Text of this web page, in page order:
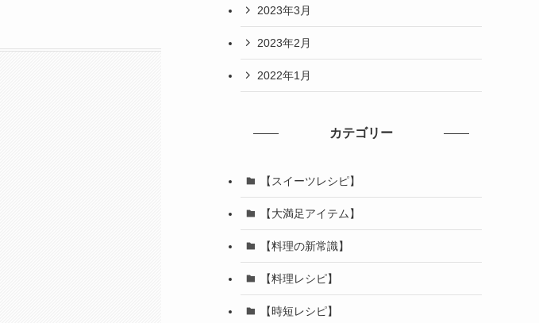
2023年3月
2023年2月
2022年1月
カテゴリー
【スイーツレシピ】
【大満足アイテム】
【料理の新常識】
【料理レシピ】
【時短レシピ】